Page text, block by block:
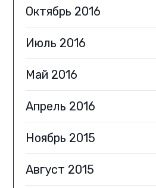
Октябрь 2016
Июль 2016
Май 2016
Апрель 2016
Ноябрь 2015
Август 2015